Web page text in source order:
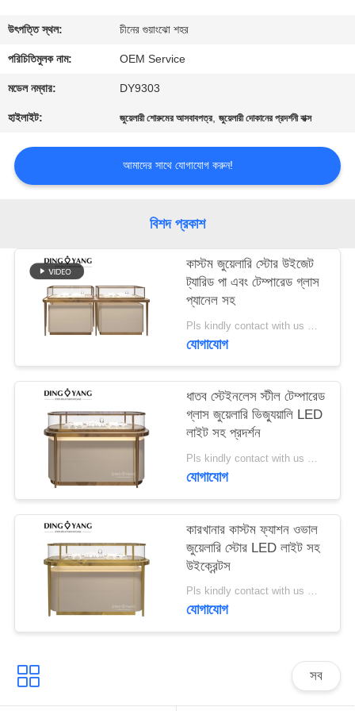
গুণমান
নিয়ন্ত্রণ
একটি
উদ্ধৃতি
অনুরোধ
করুন
COMPANY
NEWS
PRIVACY
POLICY
উৎপত্তি স্থল: চীনের গুয়াংঝো শহর
পরিচিতিমুলক নাম: OEM Service
মডেল নম্বার: DY9303
হাইলাইট: জুয়েলারী শোরুমের আসবাবপত্র,জুয়েলারী দোকানের প্রদর্শনী বাক্স
আমাদের সাথে যোগাযোগ করুন!
বিশদ প্রকাশ
কাস্টম জুয়েলারি স্টোর উইজেট
ট্যারিড পা এবং টেম্পারেড গ্লাস
প্যানেল সহ
Pls kindly contact with us MOQ:1 দোকান বা 5 সেট
যোগাযোগ
ধাতব স্টেইনলেস স্টীল টেম্পারেড
গ্লাস জুয়েলারি ভিজ্যুয়ালি LED
লাইট সহ প্রদর্শন
Pls kindly contact with us MOQ:1 দোকান বা 5 সেট
যোগাযোগ
কারখানার কাস্টম ফ্যাশন ওভাল
জুয়েলারি স্টোর LED লাইট সহ
উইক্রেন্টস
Pls kindly contact with us MOQ:1 দোকান বা 5 সেট
যোগাযোগ
সব